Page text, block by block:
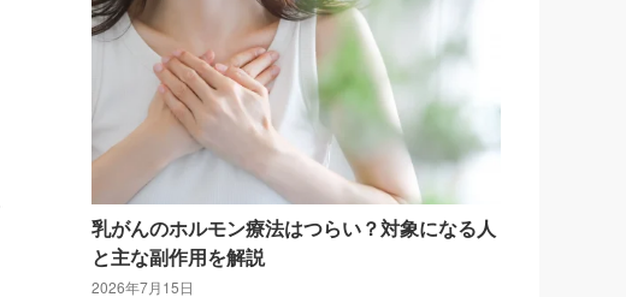
乳がんのホルモン療法はつらい？対象になる人
と主な副作用を解説
2026年7月15日